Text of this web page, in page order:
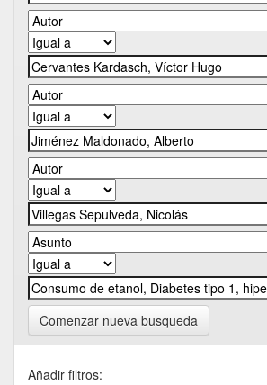
Comenzar nueva busqueda
Añadir filtros: